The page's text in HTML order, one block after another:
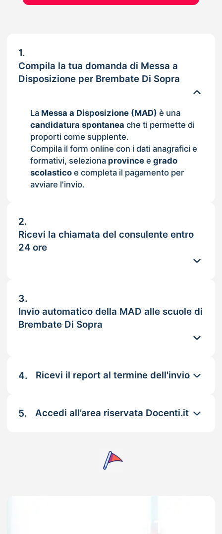
1.
Compila la tua domanda di Messa a
Disposizione per Brembate Di Sopra
La Messa a Disposizione (MAD) è una
candidatura spontanea che ti permette di
proporti come supplente.
Compila il form online con i dati anagrafici e
formativi, seleziona provincee grado
scolasticoe completa il pagamento per
avviare l'invio.
2.
Ricevi la chiamata del consulente entro
24 ore
3.
Invio automatico della MAD alle scuole di
Brembate Di Sopra
4. Ricevi il report al termine dell'invio
5. Accedi all’area riservata Docenti.it